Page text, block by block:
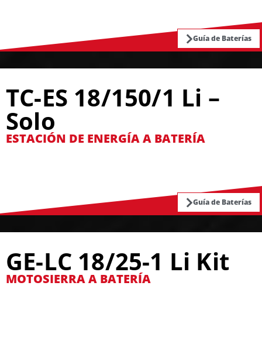
Guía de Baterías
TC-ES 18/150/1 Li –
Solo
ESTACIÓN DE ENERGÍA A BATERÍA
Guía de Baterías
GE-LC 18/25-1 Li Kit
MOTOSIERRA A BATERÍA